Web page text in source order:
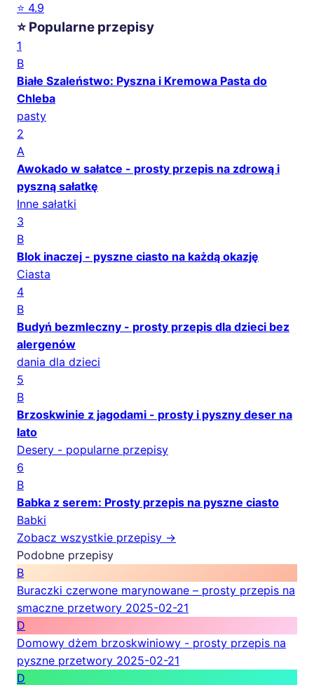
⭐ 4.9
⭐ Popularne przepisy
1
B
Białe Szaleństwo: Pyszna i Kremowa Pasta do
Chleba
pasty
2
A
Awokado w sałatce - prosty przepis na zdrową i
pyszną sałatkę
Inne sałatki
3
B
Blok inaczej - pyszne ciasto na każdą okazję
Ciasta
4
B
Budyń bezmleczny - prosty przepis dla dzieci bez
alergenów
dania dla dzieci
5
B
Brzoskwinie z jagodami - prosty i pyszny deser na
lato
Desery - popularne przepisy
6
B
Babka z serem: Prosty przepis na pyszne ciasto
Babki
Zobacz wszystkie przepisy →
Podobne przepisy
B
Buraczki czerwone marynowane – prosty przepis na
smaczne przetwory 2025-02-21
D
Domowy dżem brzoskwiniowy - prosty przepis na
pyszne przetwory 2025-02-21
D